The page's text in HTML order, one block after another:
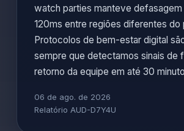
watch parties manteve defasagem
120ms entre regiões diferentes do
Protocolos de bem-estar digital
sempre que detectamos sinais de
retorno da equipe em até 30
06 de ago. de 2026
Relatório AUD-D7Y4U